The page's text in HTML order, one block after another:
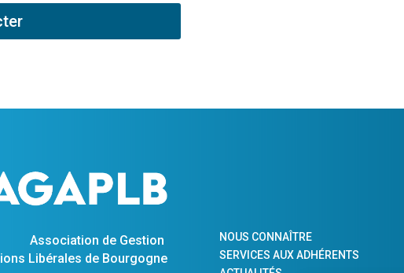
Association de Gestion
Libérales de Bourgogne
NOUS CONNAÎTRE
SERVICES AUX ADHÉRENTS